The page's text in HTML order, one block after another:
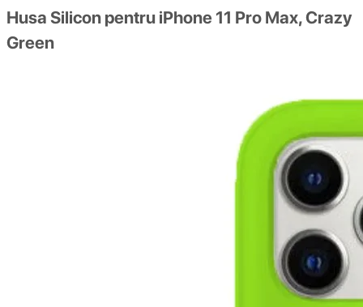
Husa Silicon pentru iPhone 11 Pro Max, Crazy
Green